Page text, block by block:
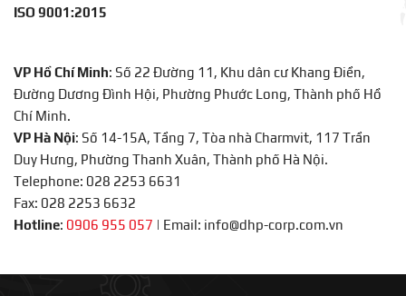
ISO 9001:2015
VP Hồ Chí Minh: Số 22 Đường 11, Khu dân cư Khang Điền,
Đường Dương Đình Hội, Phường Phước Long, Thành phố Hồ
Chí Minh.
VP Hà Nội: Số 14-15A, Tầng 7, Tòa nhà Charmvit, 117 Trần
Duy Hưng, Phường Thanh Xuân, Thành phố Hà Nội.
Telephone: 028 2253 6631
Fax: 028 2253 6632
Hotline: 0906 955 057 | Email: info@dhp-corp.com.vn